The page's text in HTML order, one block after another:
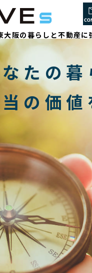
大阪の暮らしと不動産に
ペクションとは
からくり
ックポイント
い
れ
たの暮
の価